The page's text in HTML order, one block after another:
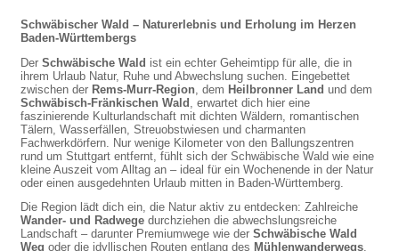
Schwäbischer Wald – Naturerlebnis und Erholung im Herzen
Baden-Württembergs
DerSchwäbische Wald ist ein echter Geheimtipp für alle, die in
ihrem Urlaub Natur, Ruhe und Abwechslung suchen. Eingebettet
zwischen der Rems-Murr-Region , dem Heilbronner Land und dem
Schwäbisch-Fränkischen Wald , erwartet dich hier eine
faszinierende Kulturlandschaft mit dichten Wäldern, romantischen
Tälern, Wasserfällen, Streuobstwiesen und charmanten
Fachwerkdörfern. Nur wenige Kilometer von den Ballungszentren
rund um Stuttgart entfernt, fühlt sich der Schwäbische Wald wie eine
kleine Auszeit vom Alltag an – ideal für ein Wochenende in der Natur
oder einen ausgedehnten Urlaub mitten in Baden-Württemberg.
Die Region lädt dich ein, die Natur aktiv zu entdecken: Zahlreiche
Wander- und Radwege durchziehen die abwechslungsreiche
Landschaft – darunter Premiumwege wie derSchwäbische Wald
Weg oder die idyllischen Routen entlang des Mühlenwanderwegs.